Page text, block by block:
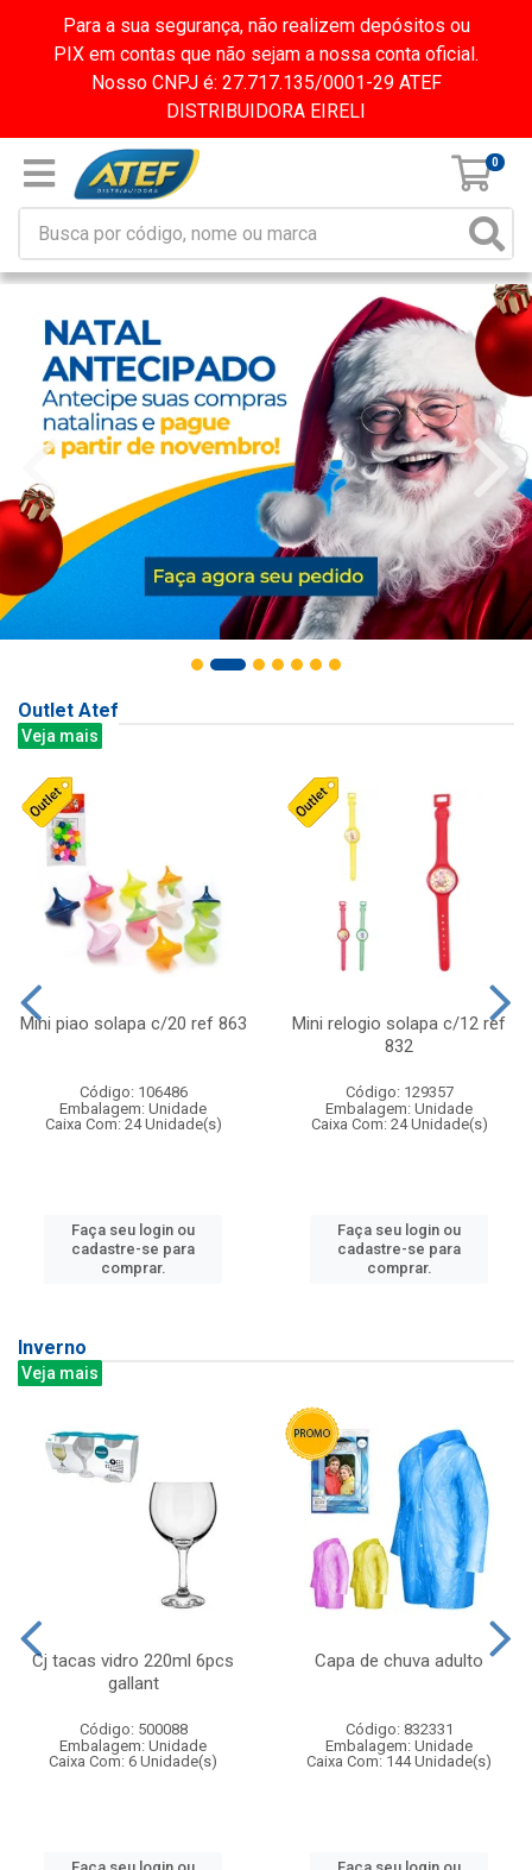
Para a sua segurança, não realizem depósitos ou
PIX em contas que não sejam a nossa conta oficial.
Nosso CNPJ é: 27.717.135/0001-29 ATEF
DISTRIBUIDORA EIRELI
0
Outlet Atef
Veja mais
Mini piao solapa c/20 ref 863
Código: 106486
Embalagem: Unidade
Caixa Com: 24 Unidade(s)
Faça seu login ou
cadastre-se para
comprar.
Mini relogio solapa c/12 ref
832
Código: 129357
Embalagem: Unidade
Caixa Com: 24 Unidade(s)
Faça seu login ou
cadastre-se para
comprar.
Inverno
Veja mais
Cj tacas vidro 220ml 6pcs
gallant
Código: 500088
Embalagem: Unidade
Caixa Com: 6 Unidade(s)
Capa de chuva adulto
Código: 832331
Embalagem: Unidade
Caixa Com: 144 Unidade(s)